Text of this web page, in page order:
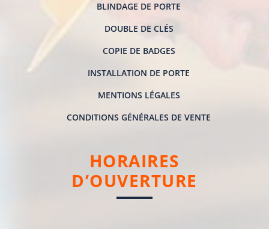
BLINDAGE DE PORTE
DOUBLE DE CLÉS
COPIE DE BADGES
INSTALLATION DE PORTE
MENTIONS LÉGALES
CONDITIONS GÉNÉRALES DE VENTE
HORAIRES
D’OUVERTURE